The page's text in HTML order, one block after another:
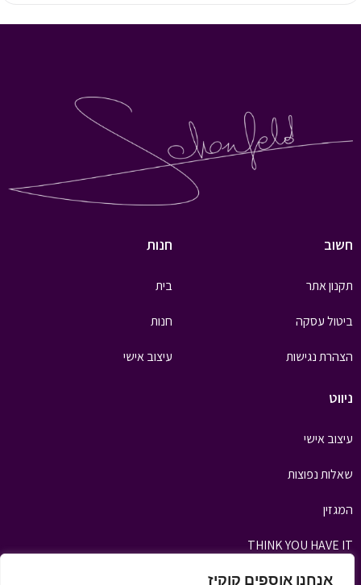
אנחנו אוספים קוקיז
ניווט
עיצוב אישי
שאלות נפוצות
המגזין
THINK YOU HAVE IT
חנות
בית
חנות
עיצוב אישי
חשוב
תקנון אתר
ביטול עסקה
הצהרת נגישות